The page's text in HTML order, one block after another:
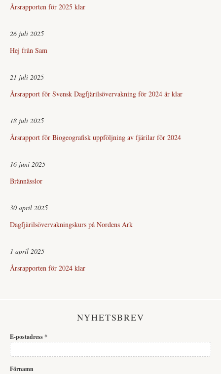
Årsrapporten för 2025 klar
26 juli 2025
Hej från Sam
21 juli 2025
Årsrapport för Svensk Dagfjärilsövervakning för 2024 är klar
18 juli 2025
Årsrapport för Biogeografisk uppföljning av fjärilar för 2024
16 juni 2025
Brännässlor
30 april 2025
Dagfjärilsövervakningskurs på Nordens Ark
1 april 2025
Årsrapporten för 2024 klar
NYHETSBREV
E-postadress*
Förnamn